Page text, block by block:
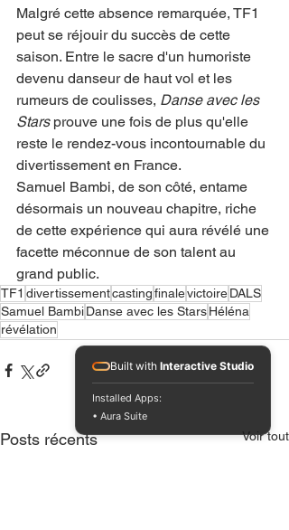
Malgré cette absence remarquée, TF1
peut se réjouir du succès de cette
saison. Entre le sacre d'un humoriste
devenu danseur de haut vol et les
rumeurs de coulisses, Danse avec les
Stars prouve une fois de plus qu'elle
reste le rendez-vous incontournable du
divertissement en France.
Samuel Bambi, de son côté, entame
désormais un nouveau chapitre, riche
de cette expérience qui aura révélé une
facette méconnue de son talent au
grand public.
TF1 divertissementcastingfinalevictoireDALS
Samuel BambiDanse avec les StarsHéléna
révélation
Posts récents Voir tout
Built with Interactive Studio
Installed Apps:
• Aura Suite